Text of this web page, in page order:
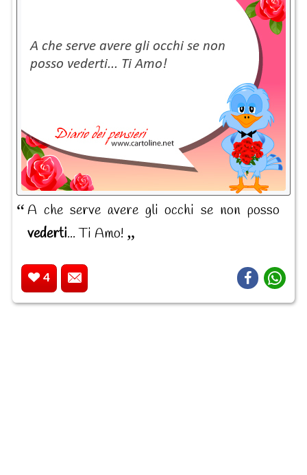
A che serve avere gli occhi se non posso
vederti... Ti Amo!
4